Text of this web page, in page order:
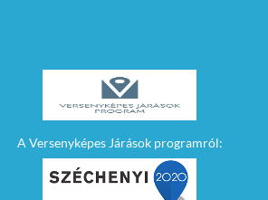
A Versenyképes Járások programról: